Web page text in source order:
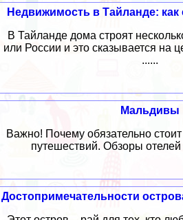
Недвижимость в Тайланде: как
В Тайланде дома строят
или России и это сказывается на
......
Мальдивы
Важно! Почему обязательно стоит
путешествий. Обзоры
Достопримечательности